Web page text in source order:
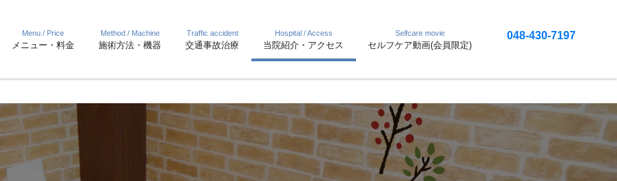
Menu / Price
メニュー・料金
Method / Machine
施術方法・機器
Traffic accident
交通事故治療
Hospital / Access
当院紹介・アクセス
Selfcare movie
セルフケア動画(会員限定)
048-430-7197